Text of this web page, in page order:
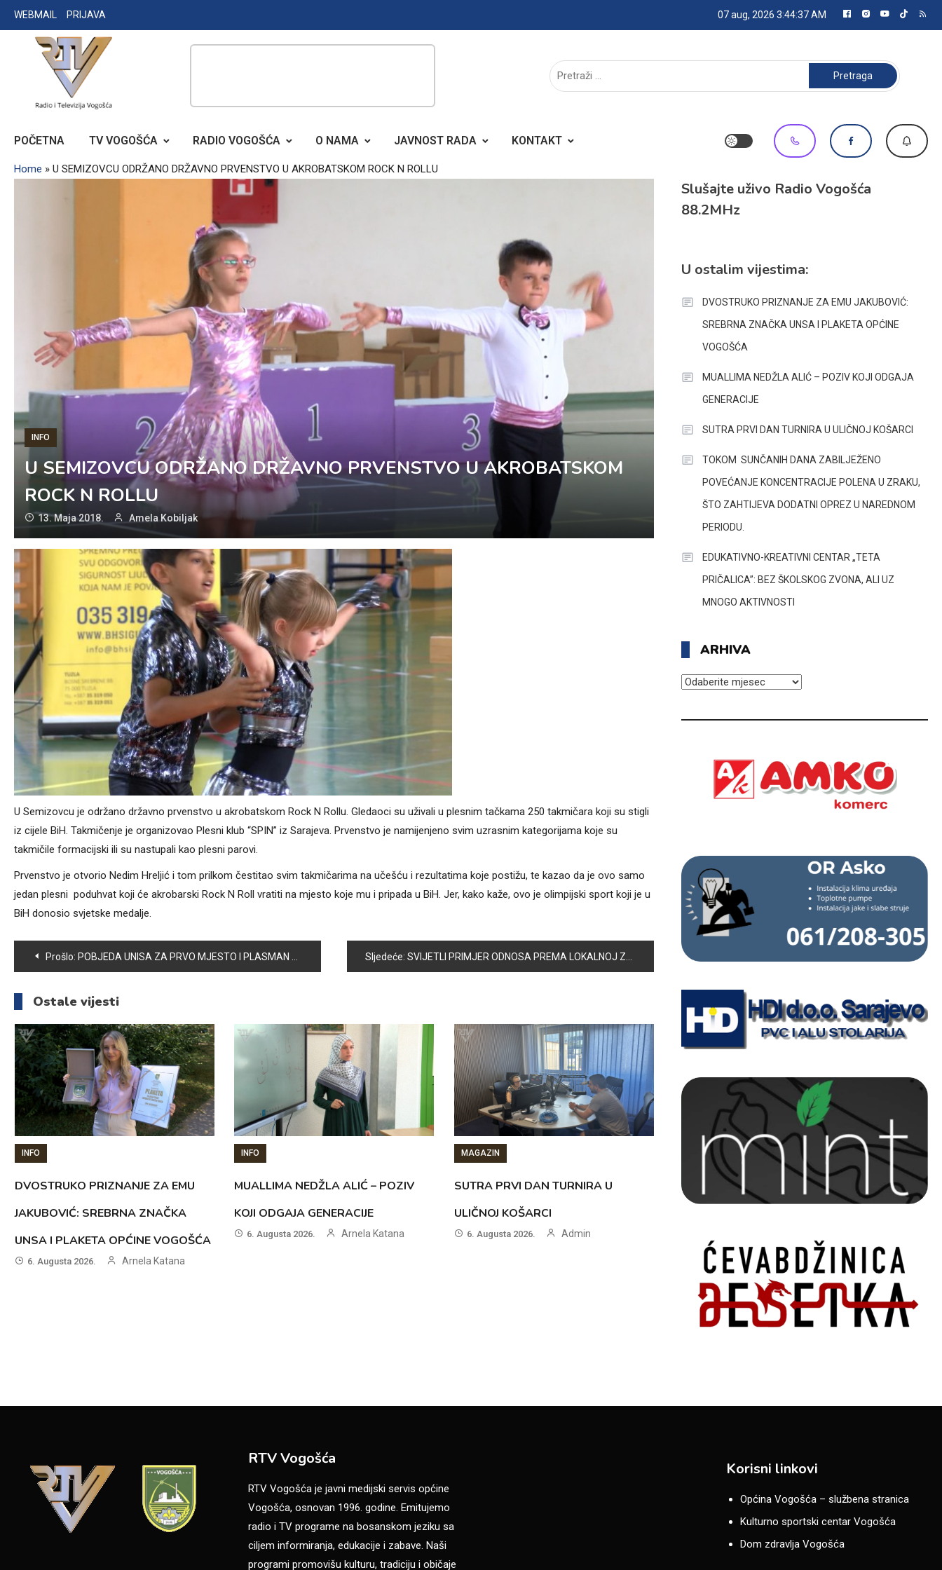
Skip
to
WEBMAIL PRIJAVA 07 aug, 2026 3:44:37 AM
RADIO TELEVIZIJA VOGOŠĆA
Pretraga:
POČETNA TV VOGOŠĆA RADIO VOGOŠĆA O NAMA JAVNOST RADA KONTAKT
Home » U SEMIZOVCU ODRŽANO DRŽAVNO PRVENSTVO U AKROBATSKOM ROCK N ROLLU
INFO
U SEMIZOVCU ODRŽANO DRŽAVNO PRVENSTVO U AKROBATSKOM
ROCK N ROLLU
13. Maja 2018. Amela Kobiljak
U Semizovcu je održano državno prvenstvo u akrobatskom Rock N Rollu. Gledaoci su uživali u plesnim tačkama 250 takmičara koji su stigli
iz cijele BiH. Takmičenje je organizovao Plesni klub “SPIN” iz Sarajeva. Prvenstvo je namijenjeno svim uzrasnim kategorijama koje su
takmičile formacijski ili su nastupali kao plesni parovi.
Prvenstvo je otvorio Nedim Hreljić i tom prilkom čestitao svim takmičarima na učešću i rezultatima koje postižu, te kazao da je ovo samo
jedan plesni poduhvat koji će akrobarski Rock N Roll vratiti na mjesto koje mu i pripada u BiH. Jer, kako kaže, ovo je olimpijski sport koji je u
BiH donosio svjetske medalje.
Navigacija
članaka
Prošlo: POBJEDA UNISA ZA PRVO MJESTO I PLASMAN U DOIGRAVANJE ZA PRVAKA Sljedeće: SVIJETLI PRIMJER ODNOSA PREMA LOKALNOJ ZAJEDNICI: STANOVNICI GORE USPJEŠNO ORGANIZOVALI AKCIJU ČIŠĆENJA I UREĐENJA SVOJE MZ
Ostale vijesti
INFO
DVOSTRUKO PRIZNANJE ZA EMU
JAKUBOVIĆ: SREBRNA ZNAČKA
UNSA I PLAKETA OPĆINE VOGOŠĆA
6. Augusta 2026. Arnela Katana
INFO
MUALLIMA NEDŽLA ALIĆ – POZIV
KOJI ODGAJA GENERACIJE
6. Augusta 2026. Arnela Katana
MAGAZIN
SUTRA PRVI DAN TURNIRA U
ULIČNOJ KOŠARCI
6. Augusta 2026. Admin
Slušajte uživo Radio Vogošća
88.2MHz
U ostalim vijestima:
DVOSTRUKO PRIZNANJE ZA EMU JAKUBOVIĆ:
SREBRNA ZNAČKA UNSA I PLAKETA OPĆINE
VOGOŠĆA
MUALLIMA NEDŽLA ALIĆ – POZIV KOJI ODGAJA
GENERACIJE
SUTRA PRVI DAN TURNIRA U ULIČNOJ KOŠARCI
TOKOM SUNČANIH DANA ZABILJEŽENO
POVEĆANJE KONCENTRACIJE POLENA U ZRAKU,
ŠTO ZAHTIJEVA DODATNI OPREZ U NAREDNOM
PERIODU.
EDUKATIVNO-KREATIVNI CENTAR „TETA
PRIČALICA”: BEZ ŠKOLSKOG ZVONA, ALI UZ
MNOGO AKTIVNOSTI
ARHIVA
ARHIVA
RTV Vogošća
RTV Vogošća je javni medijski servis općine
Vogošća, osnovan 1996. godine. Emitujemo
radio i TV programe na bosanskom jeziku sa
ciljem informiranja, edukacije i zabave. Naši
programi promovišu kulturu, tradiciju i običaje
Korisni linkovi
Općina Vogošća – službena stranica
Kulturno sportski centar Vogošća
Dom zdravlja Vogošća